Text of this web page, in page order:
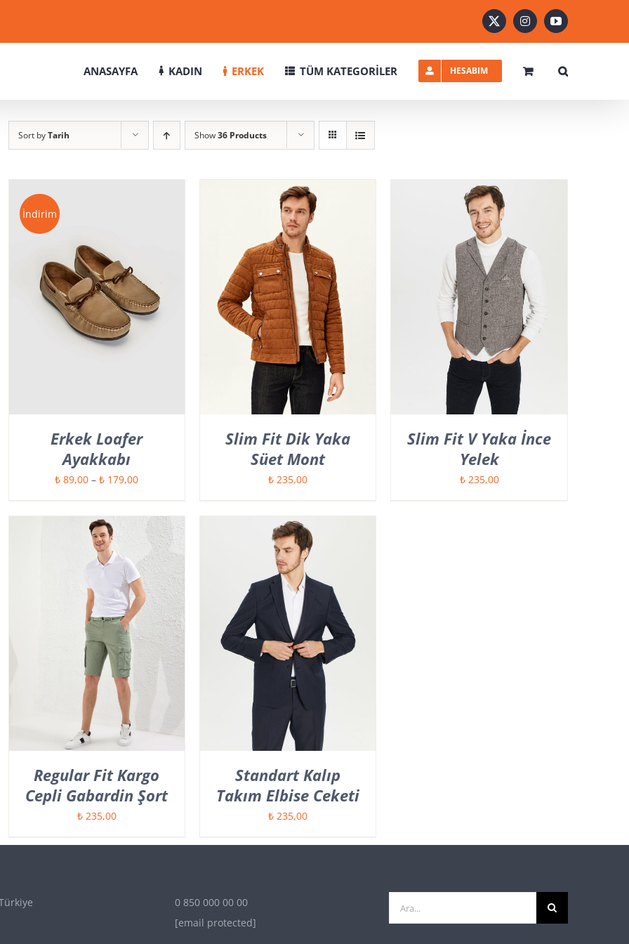
X InstagramYouTube
ANASAYFA KADIN ERKEK TÜM KATEGORİLER HESABIM
Sort byTarih Show36 Products
İndirim
Erkek Loafer
Ayakkabı
₺ 89,00 –₺ 179,00Fiyat
₺ 89,00
₺ 179,00
Slim Fit Dik Yaka
Süet Mont
₺ 235,00
Slim Fit V Yaka İnce
Yelek
₺235,00
Regular Fit Kargo
Cepli Gabardin Şort
₺235,00
Standart Kalıp
Takım Elbise Ceketi
₺ 235,00
0 850 000 00 00
[email protected]